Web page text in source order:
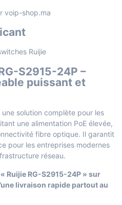
voip-shop.ma
Ruijie
S2915-24P –
puissant et
solution complète pour les
une alimentation PoE élevée,
fibre optique. Il garantit
pour les entreprises modernes
réseau.
Ruijie RG-S2915-24P » sur
livraison rapide partout au